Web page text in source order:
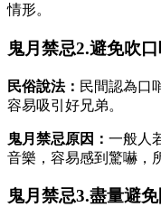
情形。
鬼月禁忌2.避免吹
民俗說法： 民間認為口
容易吸引好兄弟。
鬼月禁忌原因： 一般人
音樂，容易感到驚嚇，
鬼月禁忌3.盡量避